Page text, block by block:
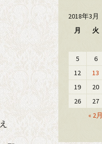
2018年3月
月
火
« 2月
5
6
12
13
19
20
26
27